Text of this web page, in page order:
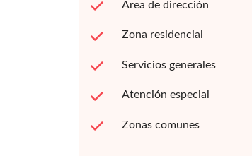
Area de dirección
Zona residencial
Servicios generales
Atención especial
Zonas comunes